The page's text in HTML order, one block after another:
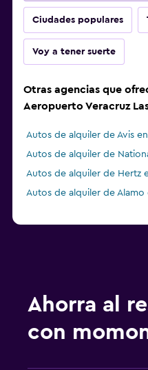
Ciudades populares
Voy a tener suerte
Otras agencias que
Aeropuerto Veracruz
Autos de alquiler de Avis en
Autos de alquiler de
Autos de alquiler de Hertz
Autos de alquiler de Alamo
Ahorra al
con